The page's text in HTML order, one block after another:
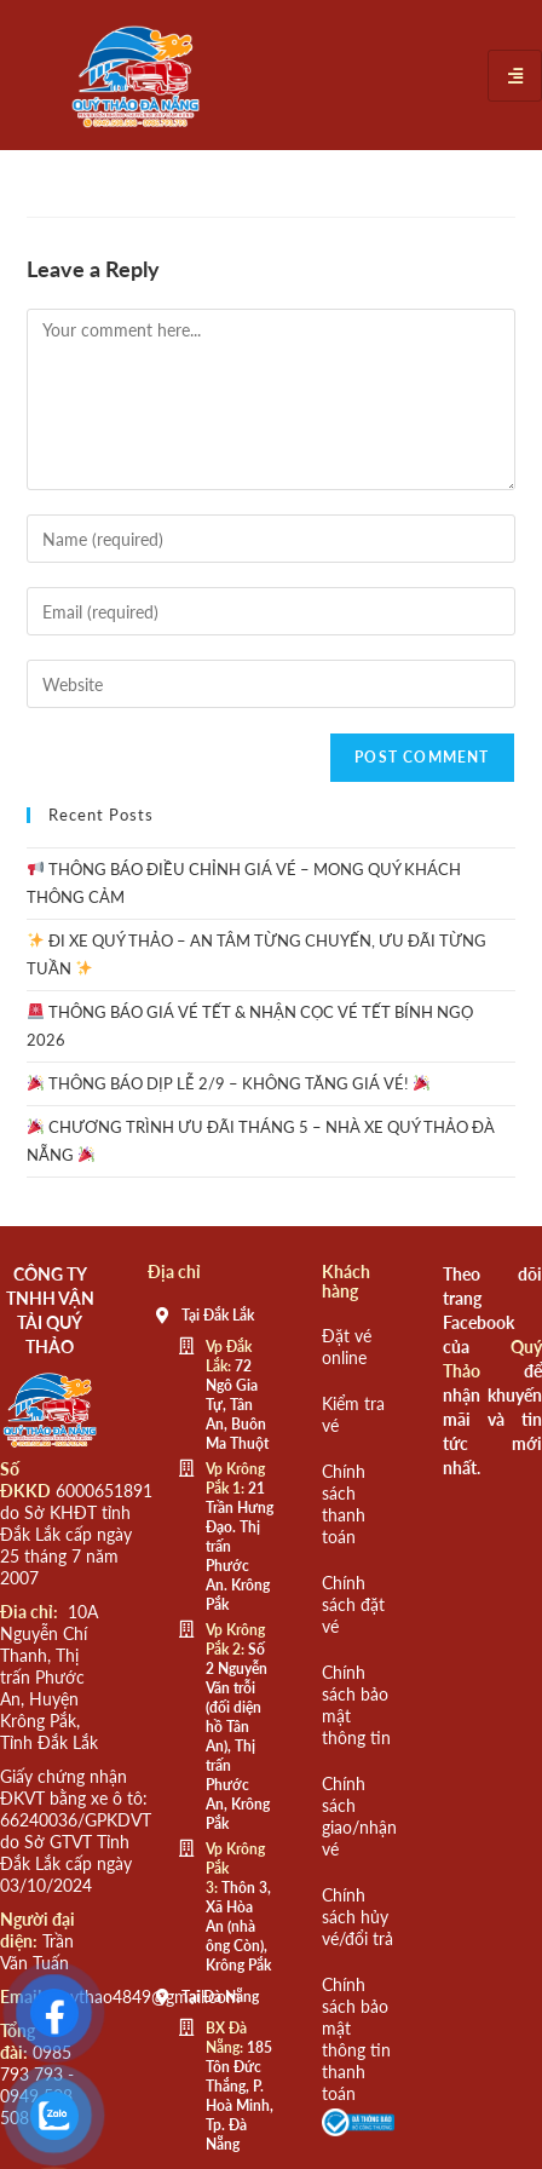
Leave a Reply
Recent Posts
THÔNG BÁO ĐIỀU CHỈNH GIÁ VÉ – MONG QUÝ KHÁCH
THÔNG CẢM
ĐI XE QUÝ THẢO – AN TÂM TỪNG CHUYẾN, ƯU ĐÃI TỪNG
TUẦN
THÔNG BÁO GIÁ VÉ TẾT & NHẬN CỌC VÉ TẾT BÍNH NGỌ
2026
THÔNG BÁO DỊP LỄ 2/9 – KHÔNG TĂNG GIÁ VÉ!
CHƯƠNG TRÌNH ƯU ĐÃI THÁNG 5 – NHÀ XE QUÝ THẢO ĐÀ
NẴNG
CÔNG TY
TNHH VẬN
TẢI QUÝ
THẢO
Số
ĐKKD 6000651891
do Sở KHĐT tỉnh
Đắk Lắk cấp ngày
25 tháng 7 năm
2007
Đia chỉ: 10A
Nguyễn Chí
Thanh, Thị
trấn Phước
An, Huyện
Krông Pắk,
Tỉnh Đắk Lắk
Giấy chứng nhận
ĐKVT bằng xe ô tô:
66240036/GPKDVT
do Sở GTVT Tỉnh
Đắk Lắk cấp ngày
03/10/2024
Người đại
diện: Trần
Văn Tuấn
Email: quythao4849@gmail.com
Tổng
đài:0985
793 793 -
0949 508
508
Địa chỉ
Tại Đắk Lắk
Vp Đắk
Lắk:72
Ngô Gia
Tự, Tân
An, Buôn
Ma Thuột
Vp Krông
Pắk 1:21
Trần Hưng
Đạo. Thị
trấn
Phước
An. Krông
Pắk
Vp Krông
Pắk 2:Số
2 Nguyễn
Văn trỗi
(đối diện
hồ Tân
An), Thị
trấn
Phước
An, Krông
Pắk
Vp Krông
Pắk
3:Thôn 3,
Xã Hòa
An (nhà
ông Còn),
Krông Pắk
Tại Đà Nẵng
BX Đà
Nẵng:185
Tôn Đức
Thắng, P.
Hoà Minh,
Tp. Đà
Nẵng
Khách
hàng
Đặt vé
online
Kiểm tra
vé
Chính
sách
thanh
toán
Chính
sách đặt
vé
Chính
sách bảo
mật
thông tin
Chính
sách
giao/nhận
vé
Chính
sách hủy
vé/đổi trả
Chính
sách bảo
mật
thông tin
thanh
toán
Theo dõi
trang
Facebook
của Quý
Thảođể
nhận khuyến
mãi và tin
tức mới
nhất.